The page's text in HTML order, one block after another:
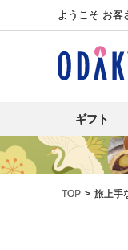
ようこそ お客
ギフト
TOP 旅上手